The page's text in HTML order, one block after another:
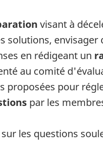
visant à
solutions,
en rédigeant un
au comité
proposées pour
par les
les questions